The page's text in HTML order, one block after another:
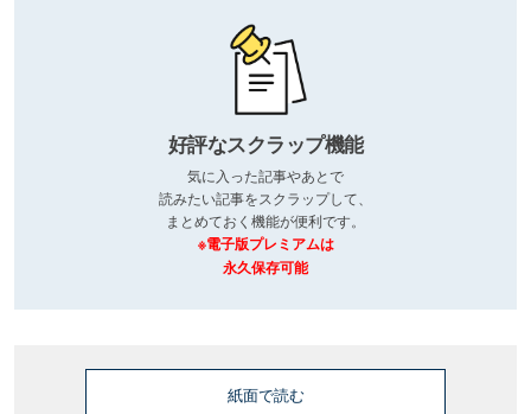
好評なスクラップ機能
気に入った記事やあとで
読みたい記事をスクラップして、
まとめておく機能が便利です。
※電子版プレミアムは
永久保存可能
紙面で読む